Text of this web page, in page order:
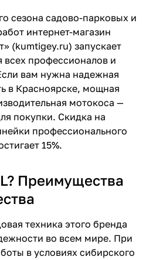
сезона садово-парковых и
интернет-магазин
(kumtigey.ru) запускает
профессионалов и
вам нужна надежная
в Красноярске, мощная
мотокоса —
покупки. Скидка на
профессионального
15%.
Преимущества
техника этого бренда
во всем мире. При
в условиях сибирского
будут
карты
недели
25
вопросы?